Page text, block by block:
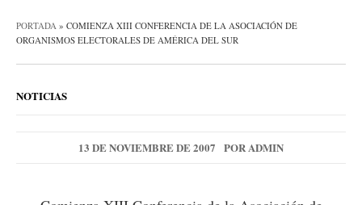
PORTADA » COMIENZA XIII CONFERENCIA DE LA ASOCIACIÓN DE
ORGANISMOS ELECTORALES DE AMÉRICA DEL SUR
NOTICIAS
13 DE NOVIEMBRE DE 2007 PORADMIN